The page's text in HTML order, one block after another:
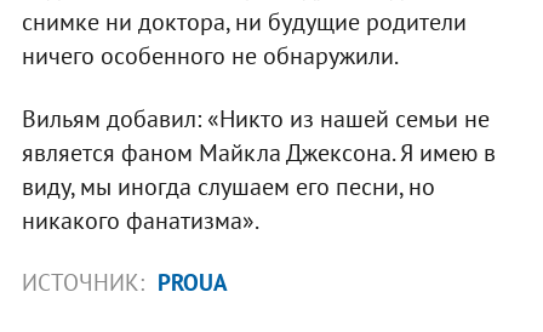
снимке ни доктора, ни будущие родители
ничего особенного не обнаружили.
Вильям добавил: «Никто из нашей семьи не
является фаном Майкла Джексона. Я имею в
виду, мы иногда слушаем его песни, но
никакого фанатизма».
ИСТОЧНИК: PROUA